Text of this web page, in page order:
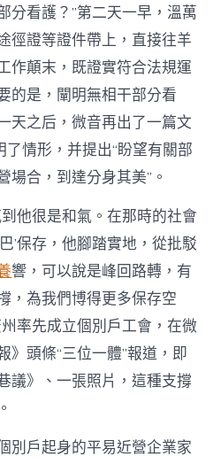
分看護？”第二天一早，溫萬
徑證等證件帶上，直接往羊
作顛末，既證實符合法規運
的是，闡明無相干部分看
天之后，微音再出了一篇文
了情形，并提出“盼望有關部
場合，到達分身其美”。
他很是和氣。在那時的社會
’保存，他腳踏實地，從批駁
響，可以說是峰回路轉，有
，為我們博得更多保存空
率先成立個別戶工會，在微
》頭條“三位一體”報道，即
議》、一張照片，這種支撐
別戶起身的平易近營企業家